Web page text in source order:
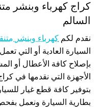
كراج كهرباء وبنشر
السالم
نقدم لكم كهرباء وبنشر
السيارة العادية أو التي
بإصلاح كافة الأعطال أو
الأجهزة التي نقدمها في
بتوفير كافة قطع غيار
بطارية السيارة ونعمل